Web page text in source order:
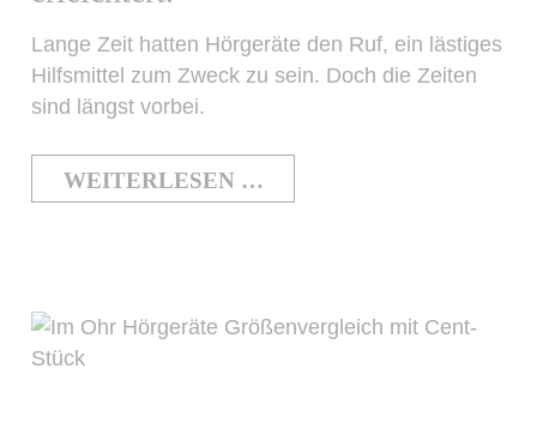
Lange Zeit hatten Hörgeräte den Ruf, ein lästiges
Hilfsmittel zum Zweck zu sein. Doch die Zeiten
sind längst vorbei.
WEITERLESEN …